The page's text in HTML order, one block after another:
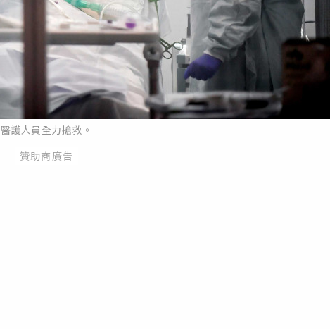
醫護人員全力搶救。